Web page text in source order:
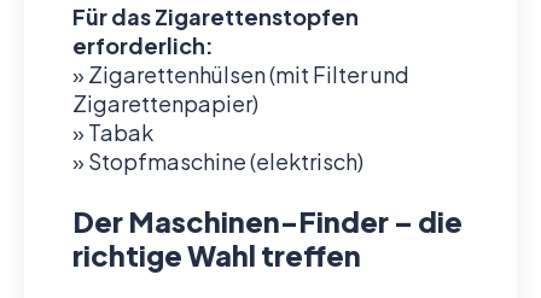
Für das Zigarettenstopfen
erforderlich:
» Zigarettenhülsen (mit Filter und
Zigarettenpapier)
» Tabak
» Stopfmaschine (elektrisch)
Der Maschinen-Finder – die
richtige Wahl treffen